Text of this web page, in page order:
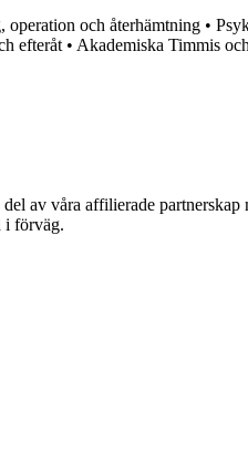
och återhämtning •
efteråt • Akademiska Timmis
av våra affilierade
i förväg.